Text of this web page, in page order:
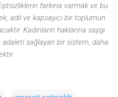
farkına varmak ve bu
adil ve kapsayıcı bir toplumun
Kadınların haklarına saygı
sağlayan bir sistem, daha